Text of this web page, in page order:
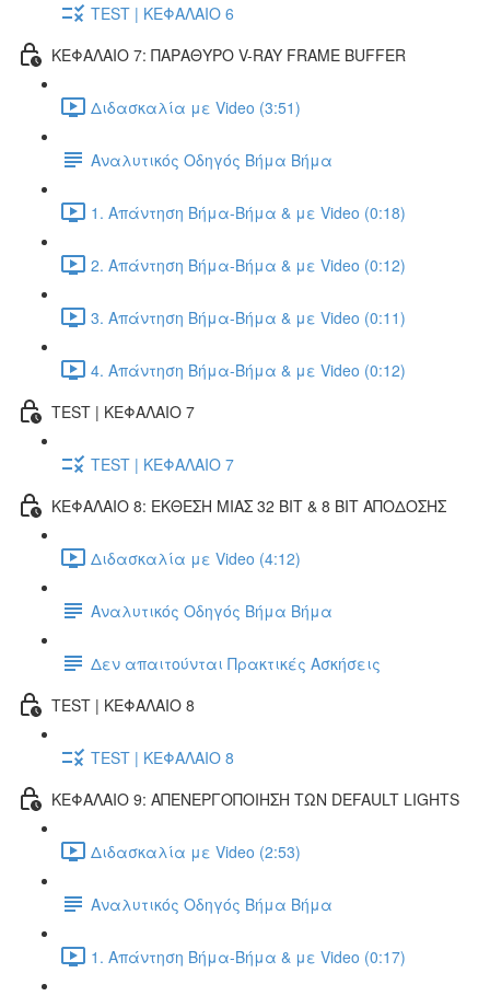
TEST | ΚΕΦΑΛΑΙΟ 6
ΚΕΦΑΛΑΙΟ 7: ΠΑΡΑΘΥΡΟ V-RAY FRAME BUFFER
Διδασκαλία με Video (3:51)
Αναλυτικός Οδηγός Βήμα Βήμα
1. Απάντηση Βήμα-Βήμα & με Video (0:18)
2. Απάντηση Βήμα-Βήμα & με Video (0:12)
3. Απάντηση Βήμα-Βήμα & με Video (0:11)
4. Απάντηση Βήμα-Βήμα & με Video (0:12)
TEST | ΚΕΦΑΛΑΙΟ 7
TEST | ΚΕΦΑΛΑΙΟ 7
ΚΕΦΑΛΑΙΟ 8: ΕΚΘΕΣΗ ΜΙΑΣ 32 BIT & 8 BIT ΑΠΟΔΟΣΗΣ
Διδασκαλία με Video (4:12)
Αναλυτικός Οδηγός Βήμα Βήμα
Δεν απαιτούνται Πρακτικές Ασκήσεις
TEST | ΚΕΦΑΛΑΙΟ 8
TEST | ΚΕΦΑΛΑΙΟ 8
ΚΕΦΑΛΑΙΟ 9: ΑΠΕΝΕΡΓΟΠΟΙΗΣΗ ΤΩΝ DEFAULT LIGHTS
Διδασκαλία με Video (2:53)
Αναλυτικός Οδηγός Βήμα Βήμα
1. Απάντηση Βήμα-Βήμα & με Video (0:17)